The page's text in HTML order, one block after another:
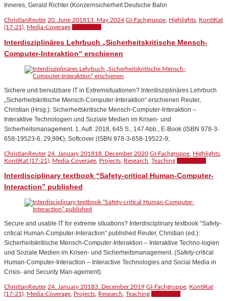
Inneres, Gerald Richter (Konzernsicherheit Deutsche Bahn
ChristianReuter 20. June 201813. May 2024 GI-Fachgruppe Highlights KontiKat
(17-21) Media-Coverage
Interdisziplinäres Lehrbuch „Sicherheitskritische Mensch-
Computer-Interaktion“ erschienen
Sichere und benutzbare IT in Extremsituationen? Interdisziplinäres Lehrbuch
„Sicherheitskritische Mensch-Computer-Interaktion“ erschienen Reuter,
Christian (Hrsg.): Sicherheitskritische Mensch-Computer-Interaktion –
Interaktive Technologien und Soziale Medien im Krisen- und
Sicherheitsmanagement. 1. Aufl. 2018, 645 S., 147 Abb., E-Book (ISBN 978-3-
658-19523-6, 29,99€), Softcover (ISBN 978-3-658-19522-9;
ChristianReuter 24. January 201818. December 2020 GI-Fachgruppe Highlights
KontiKat (17-21) Media-Coverage Projects Research Teaching
Interdisciplinary textbook “Safety-critical Human-Computer-
Interaction” published
Secure and usable IT for extreme situations? Interdisciplinary textbook “Safety-
critical Human-Computer-Interaction” published Reuter, Christian (ed.):
Sicherheitskritische Mensch-Computer-Interaktion – Interaktive Techno-logien
und Soziale Medien im Krisen- und Sicherheitsmanagement. (Safety-critical
Human-Computer-Interaction – Interactive Technologies and Social Media in
Crisis- and Security Man-agement).
ChristianReuter 24. January 20183. December 2019 GI-Fachgruppe, KontiKat
(17-21), Media-Coverage, Projects, Research, Teaching